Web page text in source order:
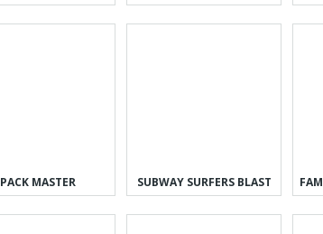
PACK MASTER SUBWAY SURFERS BLAST